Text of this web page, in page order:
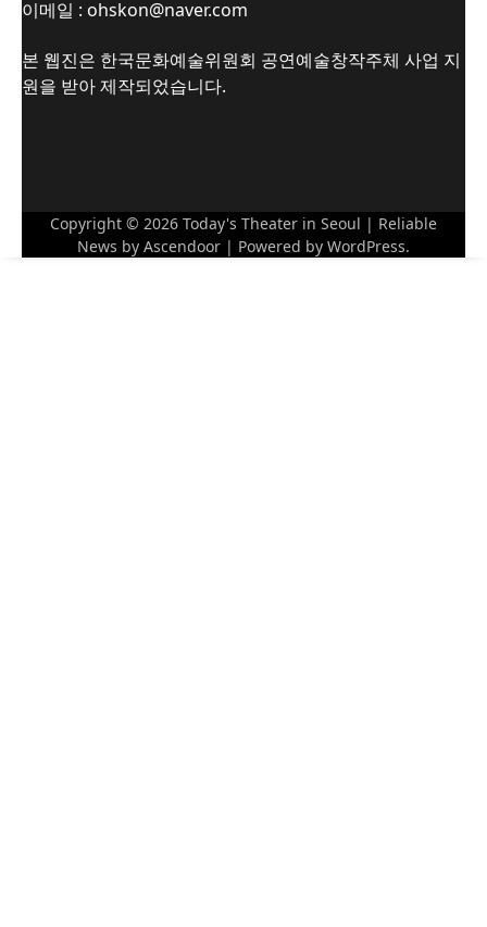
이메일 : ohskon@naver.com
본 웹진은 한국문화예술위원회 공연예술창작주체 사업 지
원을 받아 제작되었습니다.
Copyright © 2026 Today's Theater in Seoul | Reliable
News by Ascendoor | Powered by WordPress.